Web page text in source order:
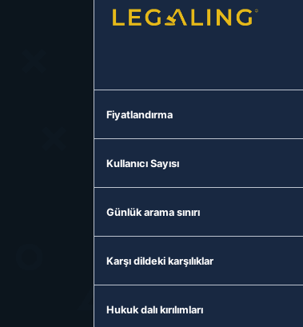
Fiyatlandırma
Kullanıcı Sayısı
Günlük arama sınırı
Karşı dildeki karşılıklar
Hukuk dalı kırılımları